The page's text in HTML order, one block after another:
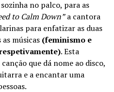
no palco, para as
to Calm Down”a cantora
para enfatizar as duas
músicas (feminismo e
. Esta
que dá nome ao disco,
e a encantar uma